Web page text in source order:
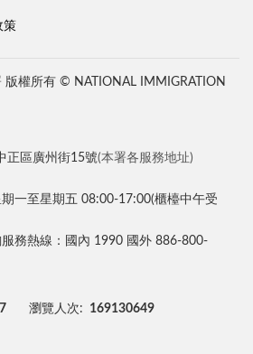
策
版權所有 © NATIONAL IMMIGRATION
正區廣州街15號(本署各服務地址)
一至星期五 08:00-17:00(櫃檯中午受
務熱線：國內 1990 國外 886-800-
瀏覽人次: 169130649